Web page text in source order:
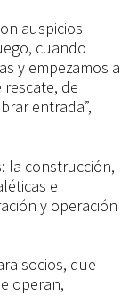
auspicios
cuando
y empezamos a
de
entrada”,
la construcción,
e
y operación
socios, que
operan,